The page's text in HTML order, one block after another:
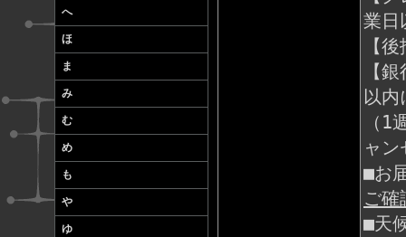
へ
ほ
ま
み
む
め
も
や
ゆ
業日
【
【
以内
（1
ャ
■お
ご確
■天